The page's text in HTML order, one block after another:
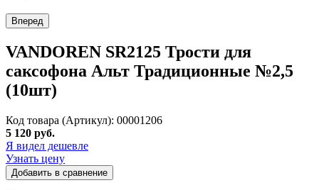
Вперед
VANDOREN SR2125 Трости для
саксофона Альт Традиционные №2,5
(10шт)
Код товара (Артикул): 00001206
5 120 руб.
Я видел дешевле
Узнать цену
Добавить в сравнение